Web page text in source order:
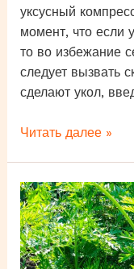
уксусный
момент, что если
то во избежание
следует вызвать
сделают укол,
Укусила
делать
в
домашних
условиях?
Читать далее »